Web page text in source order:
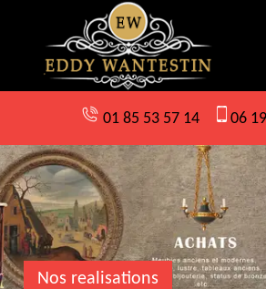
01 85 53 57 14 06
Nos realisations